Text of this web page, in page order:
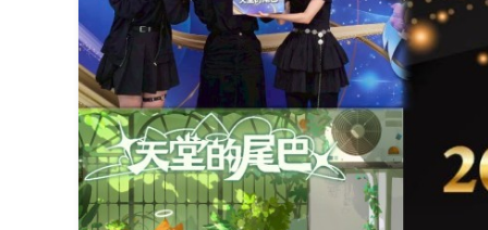
通識教育中心主辦「114學年度AI英文自我
數據後的溫度：財金系傑出校友共議「人
森城建設股份有限公司捐贈 嘉惠行管系莘莘
產學合作新里程！財金系師生參訪中租控股
英文公園 315期
【 第404期 】影視系榮獲59屆美國休士頓